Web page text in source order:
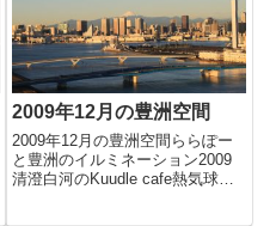
み、景色を変えた豊洲の街をラン
ナーが走るのが楽しみです。
2009年12月の豊洲空間
2009年12月の豊洲空間ららぽー
と豊洲のイルミネーション2009
清澄白河のKuudle cafe熱気球体